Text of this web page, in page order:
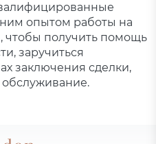
опытом работы на
чтобы получить помощь
заручиться
заключения сделки,